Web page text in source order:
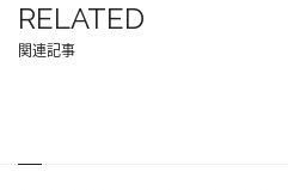
RELATED
関連記事